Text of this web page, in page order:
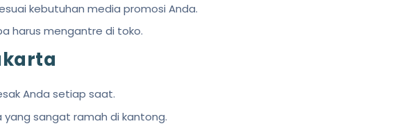
kebutuhan media promosi Anda.
harus mengantre di toko.
Anda setiap saat.
sangat ramah di kantong.